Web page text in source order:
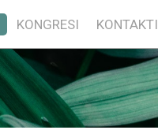
KONGRESI KONTAKTI